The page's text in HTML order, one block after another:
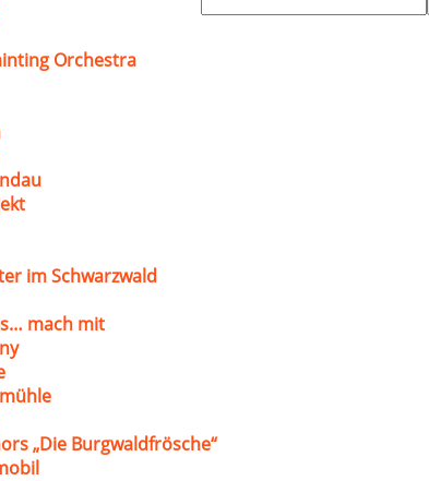
nach:
Orchestra
im Schwarzwald
mach mit
„Die Burgwaldfrösche“